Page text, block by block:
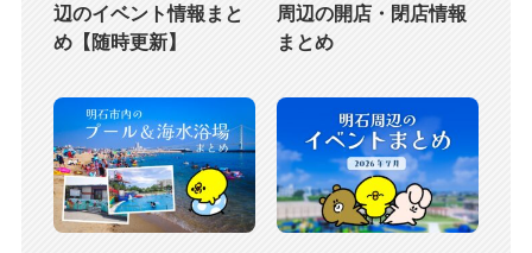
辺のイベント情報まと
め【随時更新】
周辺の開店・閉店情報
まとめ